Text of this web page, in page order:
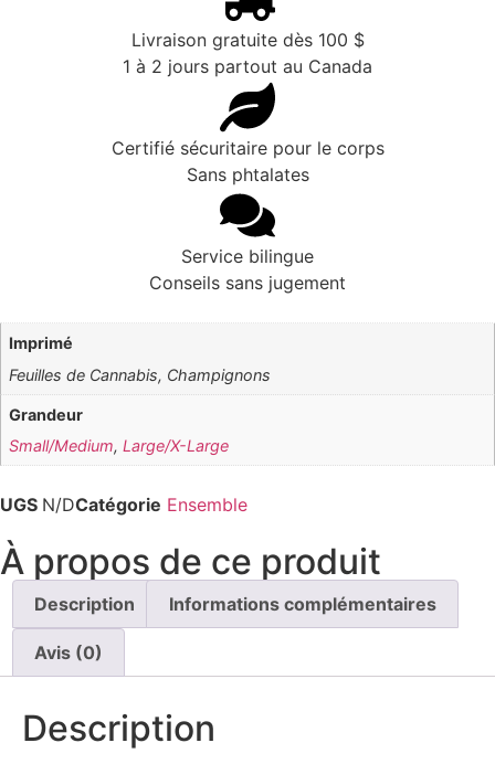
Livraison gratuite dès 100 $
1 à 2 jours partout au Canada
Certifié sécuritaire pour le corps
Sans phtalates
Service bilingue
Conseils sans jugement
Imprimé
Feuilles de Cannabis, Champignons
Grandeur
Small/Medium,Large/X-Large
UGS N/DCatégorie Ensemble
À propos de ce produit
Description Informations complémentaires
Avis (0)
Description